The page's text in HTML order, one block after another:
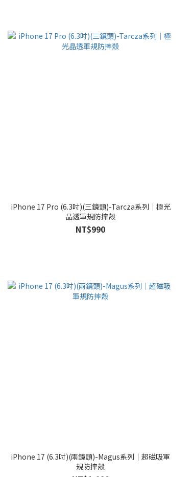
iPhone 17 Pro (6.3吋)(三鏡頭)-Tarcza系列｜極光
晶透軍規防摔殼
NT$990
iPhone 17 (6.3吋)(兩鏡頭)-Magus系列｜超磁吸軍
規防摔殼